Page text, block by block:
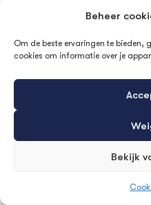
Beheer
Om de beste ervaringen te bieden,
cookies om informatie over je
Bekijk